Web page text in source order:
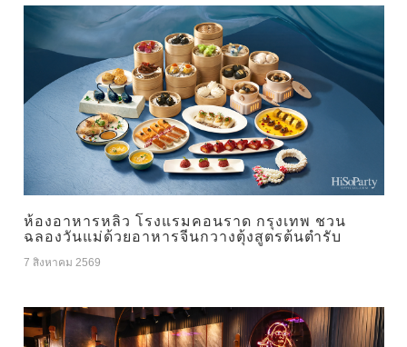
ห้องอาหารหลิว โรงแรมคอนราด กรุงเทพ ชวน
ฉลองวันแม่ด้วยอาหารจีนกวางตุ้งสูตรต้นตำรับ
7 สิงหาคม 2569